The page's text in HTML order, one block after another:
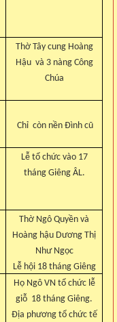
Thờ Tây cung Hoàng
Hậu và 3 nàng Công
Chúa
Chỉ còn nền Đình cũ
Lễ tổ chức vào 17
tháng Giêng ÂL.
Thờ Ngô Quyền và
Hoàng hậu Dương Thị
Như Ngọc
Lễ hội 18 tháng Giêng
Họ Ngô VN tổ chức lễ
giỗ 18 tháng Giêng.
Địa phương tổ chức tế